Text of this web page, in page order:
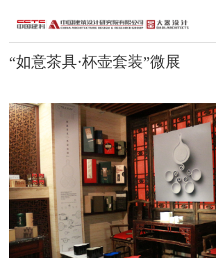
“如意茶具·杯壶套装”微展